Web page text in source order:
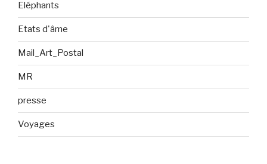
Eléphants
Etats d'âme
Mail_Art_Postal
MR
presse
Voyages